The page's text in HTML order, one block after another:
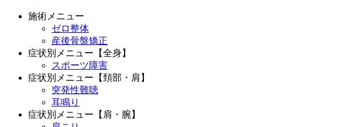
施術メニュー
ゼロ整体
産後骨盤矯正
症状別メニュー【全身】
スポーツ障害
症状別メニュー【頚部・肩】
突発性難聴
耳鳴り
症状別メニュー【肩・腕】